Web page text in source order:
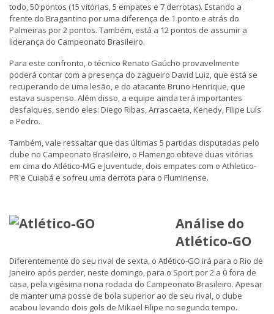
todo, 50 pontos (15 vitórias, 5 empates e 7 derrotas). Estando a
frente do Bragantino por uma diferença de 1 ponto e atrás do
Palmeiras por 2 pontos. Também, está a 12 pontos de assumir a
liderança do Campeonato Brasileiro.
Para este confronto, o técnico Renato Gaúcho provavelmente
poderá contar com a presença do zagueiro David Luiz, que está se
recuperando de uma lesão, e do atacante Bruno Henrique, que
estava suspenso. Além disso, a equipe ainda terá importantes
desfalques, sendo eles: Diego Ribas, Arrascaeta, Kenedy, Filipe Luís
e Pedro.
Também, vale ressaltar que das últimas 5 partidas disputadas pelo
clube no Campeonato Brasileiro, o Flamengo obteve duas vitórias
em cima do Atlético-MG e Juventude, dois empates com o Athletico-
PR e Cuiabá e sofreu uma derrota para o Fluminense.
Análise do
Atlético-GO
Diferentemente do seu rival de sexta, o Atlético-GO irá para o Rio de
Janeiro após perder, neste domingo, para o Sport por 2 a 0 fora de
casa, pela vigésima nona rodada do Campeonato Brasileiro. Apesar
de manter uma posse de bola superior ao de seu rival, o clube
acabou levando dois gols de Mikael Filipe no segundo tempo.